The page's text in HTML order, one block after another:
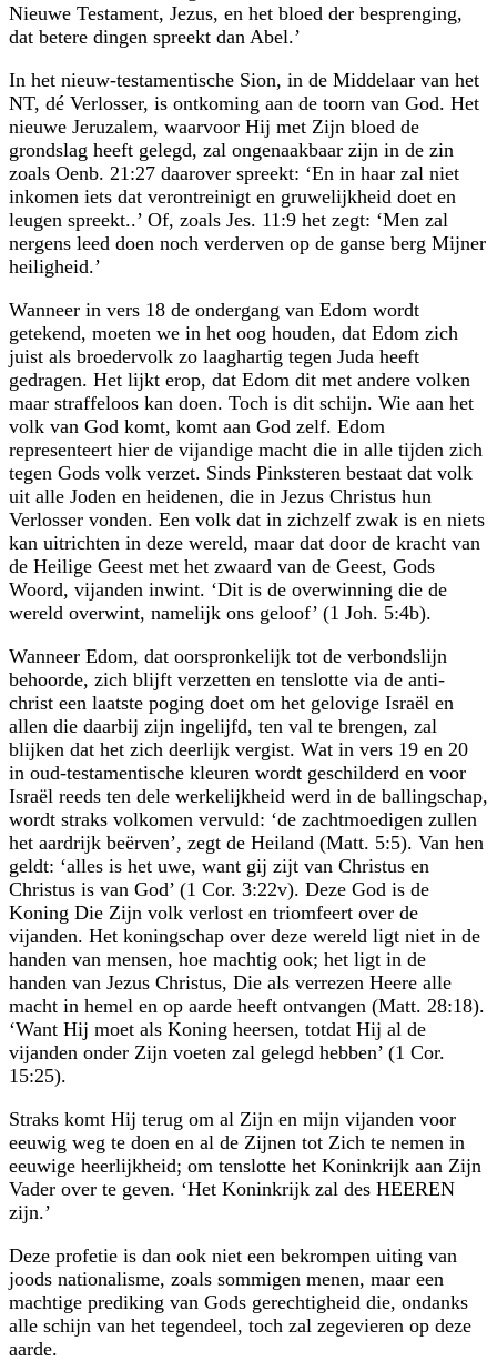
Nieuwe Testament, Jezus, en het bloed der besprenging,
dat betere dingen spreekt dan Abel.’
In het nieuw-testamentische Sion, in de Middelaar van het
NT, dé Verlosser, is ontkoming aan de toorn van God. Het
nieuwe Jeruzalem, waarvoor Hij met Zijn bloed de
grondslag heeft gelegd, zal ongenaakbaar zijn in de zin
zoals Oenb. 21:27 daarover spreekt: ‘En in haar zal niet
inkomen iets dat verontreinigt en gruwelijkheid doet en
leugen spreekt..’ Of, zoals Jes. 11:9 het zegt: ‘Men zal
nergens leed doen noch verderven op de ganse berg Mijner
heiligheid.’
Wanneer in vers 18 de ondergang van Edom wordt
getekend, moeten we in het oog houden, dat Edom zich
juist als broedervolk zo laaghartig tegen Juda heeft
gedragen. Het lijkt erop, dat Edom dit met andere volken
maar straffeloos kan doen. Toch is dit schijn. Wie aan het
volk van God komt, komt aan God zelf. Edom
representeert hier de vijandige macht die in alle tijden zich
tegen Gods volk verzet. Sinds Pinksteren bestaat dat volk
uit alle Joden en heidenen, die in Jezus Christus hun
Verlosser vonden. Een volk dat in zichzelf zwak is en niets
kan uitrichten in deze wereld, maar dat door de kracht van
de Heilige Geest met het zwaard van de Geest, Gods
Woord, vijanden inwint. ‘Dit is de overwinning die de
wereld overwint, namelijk ons geloof’ (1 Joh. 5:4b).
Wanneer Edom, dat oorspronkelijk tot de verbondslijn
behoorde, zich blijft verzetten en tenslotte via de anti-
christ een laatste poging doet om het gelovige Israël en
allen die daarbij zijn ingelijfd, ten val te brengen, zal
blijken dat het zich deerlijk vergist. Wat in vers 19 en 20
in oud-testamentische kleuren wordt geschilderd en voor
Israël reeds ten dele werkelijkheid werd in de ballingschap,
wordt straks volkomen vervuld: ‘de zachtmoedigen zullen
het aardrijk beërven’, zegt de Heiland (Matt. 5:5). Van hen
geldt: ‘alles is het uwe, want gij zijt van Christus en
Christus is van God’ (1 Cor. 3:22v). Deze God is de
Koning Die Zijn volk verlost en triomfeert over de
vijanden. Het koningschap over deze wereld ligt niet in de
handen van mensen, hoe machtig ook; het ligt in de
handen van Jezus Christus, Die als verrezen Heere alle
macht in hemel en op aarde heeft ontvangen (Matt. 28:18).
‘Want Hij moet als Koning heersen, totdat Hij al de
vijanden onder Zijn voeten zal gelegd hebben’ (1 Cor.
15:25).
Straks komt Hij terug om al Zijn en mijn vijanden voor
eeuwig weg te doen en al de Zijnen tot Zich te nemen in
eeuwige heerlijkheid; om tenslotte het Koninkrijk aan Zijn
Vader over te geven. ‘Het Koninkrijk zal des HEEREN
zijn.’
Deze profetie is dan ook niet een bekrompen uiting van
joods nationalisme, zoals sommigen menen, maar een
machtige prediking van Gods gerechtigheid die, ondanks
alle schijn van het tegendeel, toch zal zegevieren op deze
aarde.